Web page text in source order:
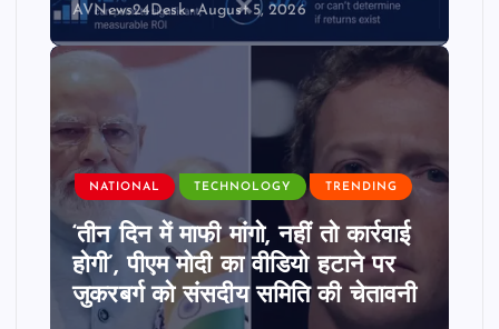
AVNews24Desk August 5, 2026
NATIONAL TECHNOLOGY TRENDING
‘तीन दिन में माफी मांगो, नहीं तो कार्रवाई
होगी’, पीएम मोदी का वीडियो हटाने पर
जुकरबर्ग को संसदीय समिति की चेतावनी